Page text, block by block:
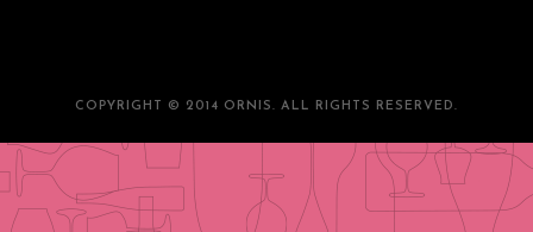
COPYRIGHT © 2014 ORNIS. ALL RIGHTS RESERVED.